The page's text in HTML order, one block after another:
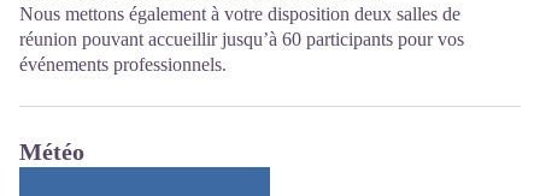
Nous mettons également à votre disposition deux salles de
réunion pouvant accueillir jusqu’à 60 participants pour vos
événements professionnels.
Météo